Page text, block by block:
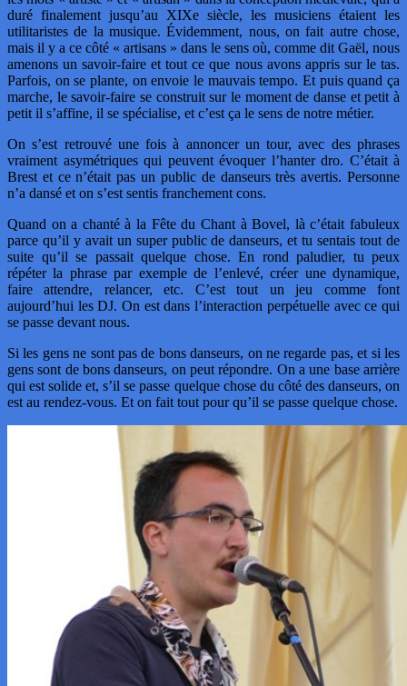
duré finalement jusqu’au XIXe siècle, les musiciens étaient les
utilitaristes de la musique. Évidemment, nous, on fait autre chose,
mais il y a ce côté « artisans » dans le sens où, comme dit Gaël, nous
amenons un savoir-faire et tout ce que nous avons appris sur le tas.
Parfois, on se plante, on envoie le mauvais tempo. Et puis quand ça
marche, le savoir-faire se construit sur le moment de danse et petit à
petit il s’affine, il se spécialise, et c’est ça le sens de notre métier.
On s’est retrouvé une fois à annoncer un tour, avec des phrases
vraiment asymétriques qui peuvent évoquer l’hanter dro. C’était à
Brest et ce n’était pas un public de danseurs très avertis. Personne
n’a dansé et on s’est sentis franchement cons.
Quand on a chanté à la Fête du Chant à Bovel, là c’était fabuleux
parce qu’il y avait un super public de danseurs, et tu sentais tout de
suite qu’il se passait quelque chose. En rond paludier, tu peux
répéter la phrase par exemple de l’enlevé, créer une dynamique,
faire attendre, relancer, etc. C’est tout un jeu comme font
aujourd’hui les DJ. On est dans l’interaction perpétuelle avec ce qui
se passe devant nous.
Si les gens ne sont pas de bons danseurs, on ne regarde pas, et si les
gens sont de bons danseurs, on peut répondre. On a une base arrière
qui est solide et, s’il se passe quelque chose du côté des danseurs, on
est au rendez-vous. Et on fait tout pour qu’il se passe quelque chose.